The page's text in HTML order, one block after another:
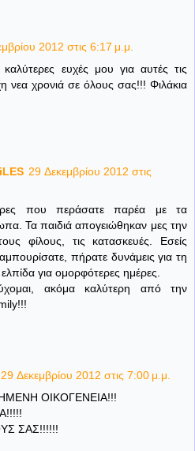
2012 στις 6:17 μ.μ.
ευχές μου για αυτές τις
νεα χρονιά σε όλους σας!!! Φιλάκια
29 Δεκεμβρίου 2012 στις
που περάσατε παρέα με τα
Τα παιδιά απογειώθηκαν μες την
φίλους, τις κατασκευές. Εσείς
πήρατε δυνάμεις για τη
για ομορφότερες ημέρες.
ακόμα καλύτερη από την
29 Δεκεμβρίου 2012 στις 7:00 μ.μ.
ΟΙΚΟΓΕΝΕΙΑ!!!
ΣΑΣ!!!!!!